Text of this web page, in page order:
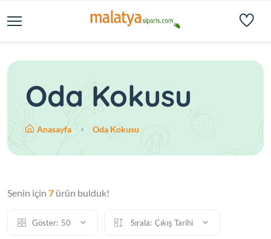
Oda Kokusu
Anasayfa Oda Kokusu
Senin için 7 ürün bulduk!
Göster: 50 Sırala: Çıkış Tarihi